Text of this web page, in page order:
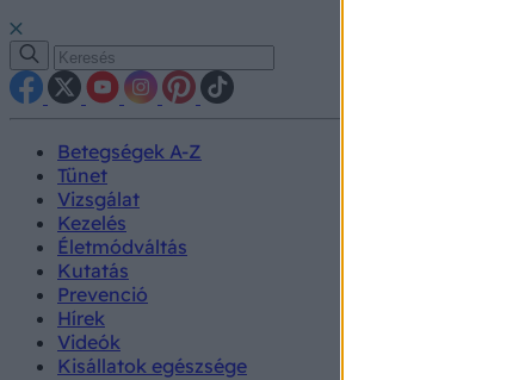
Betegségek A-Z
Tünet
Vizsgálat
Kezelés
Életmódváltás
Kutatás
Prevenció
Hírek
Videók
Kisállatok egészsége